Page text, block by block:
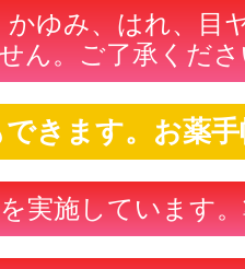
かゆみ、はれ、目
ん。ご了承くださ
きます。お薬
実施しています